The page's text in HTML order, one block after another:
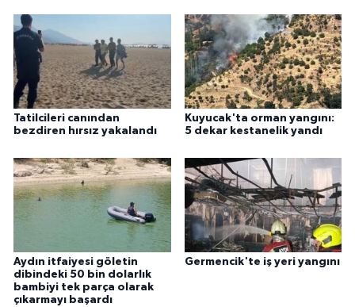
Tatilcileri canından
bezdiren hırsız yakalandı
Kuyucak'ta orman yangını:
5 dekar kestanelik yandı
Aydın itfaiyesi göletin
dibindeki 50 bin dolarlık
bambiyi tek parça olarak
çıkarmayı başardı
Germencik'te iş yeri yangını